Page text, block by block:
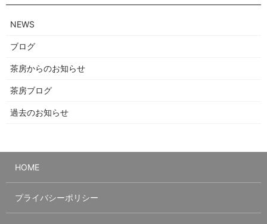
NEWS
ブログ
茶房からのお知らせ
茶房ブログ
過去のお知らせ
HOME
プライバシーポリシー